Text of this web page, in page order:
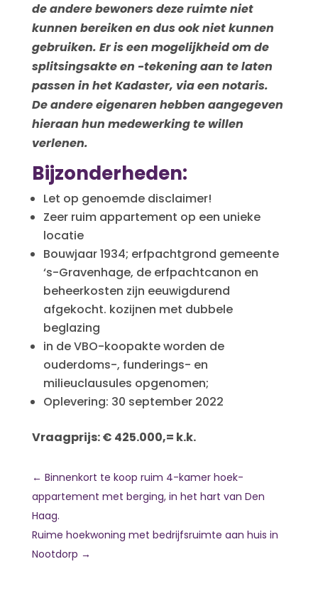
de andere bewoners deze ruimte niet
kunnen bereiken en dus ook niet kunnen
gebruiken. Er is een mogelijkheid om de
splitsingsakte en -tekening aan te laten
passen in het Kadaster, via een notaris.
De andere eigenaren hebben aangegeven
hieraan hun medewerking te willen
verlenen.
Bijzonderheden:
Let op genoemde disclaimer!
Zeer ruim appartement op een unieke
locatie
Bouwjaar 1934; erfpachtgrond gemeente
‘s-Gravenhage, de erfpachtcanon en
beheerkosten zijn eeuwigdurend
afgekocht. kozijnen met dubbele
beglazing
in de VBO-koopakte worden de
ouderdoms-, funderings- en
milieuclausules opgenomen;
Oplevering: 30 september 2022
Vraagprijs: € 425.000,= k.k.
← Binnenkort te koop ruim 4-kamer hoek-
appartement met berging, in het hart van Den
Haag.
Ruime hoekwoning met bedrijfsruimte aan huis in
Nootdorp →